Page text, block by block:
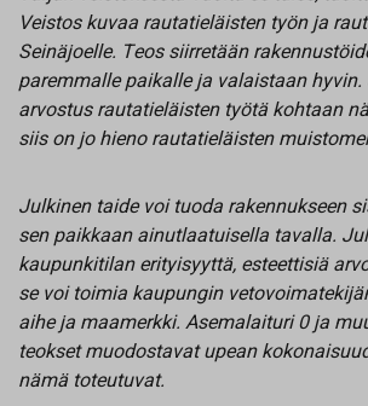
Veistos kuvaa rautatieläisten työn ja
Seinäjoelle. Teos siirretään
paremmalle paikalle ja valaistaan hyvin.
arvostus rautatieläisten työtä kohtaan
siis on jo hieno rautatieläisten
Julkinen taide voi tuoda rakennukseen
sen paikkaan ainutlaatuisella tavalla.
kaupunkitilan erityisyyttä, esteettisiä
se voi toimia kaupungin
aihe ja maamerkki. Asemalaituri 0 ja
teokset muodostavat upean
nämä toteutuvat.